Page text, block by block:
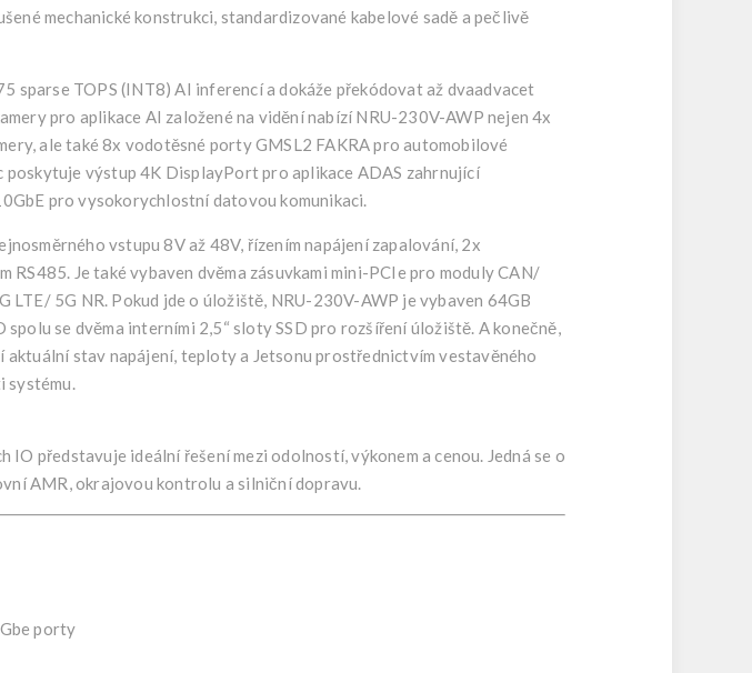
mechanické konstrukci, standardizované kabelové sadě a pečlivě
sparse TOPS (INT8) AI inferencí a dokáže překódovat až dvaadvacet
pro aplikace AI založené na vidění nabízí NRU-230V-AWP nejen 4x
ale také 8x vodotěsné porty GMSL2 FAKRA pro automobilové
výstup 4K DisplayPort pro aplikace ADAS zahrnující
pro vysokorychlostní datovou komunikaci.
vstupu 8V až 48V, řízením napájení zapalování, 2x
Je také vybaven dvěma zásuvkami mini-PCIe pro moduly CAN/
5G NR. Pokud jde o úložiště, NRU-230V-AWP je vybaven 64GB
se dvěma interními 2,5“ sloty SSD pro rozšíření úložiště. A konečně,
stav napájení, teploty a Jetsonu prostřednictvím vestavěného
systému.
představuje ideální řešení mezi odolností, výkonem a cenou. Jedná se o
AMR, okrajovou kontrolu a silniční dopravu.
porty